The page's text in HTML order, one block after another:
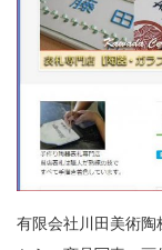
有限会社川田美術陶